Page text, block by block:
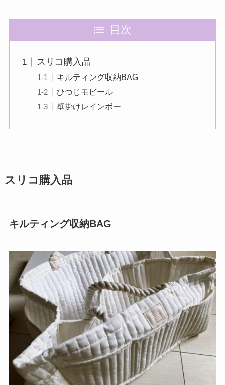
目次
スリコ購入品
キルティング収納BAG
ひつじモビール
壁掛けレインボー
スリコ購入品
キルティング収納BAG